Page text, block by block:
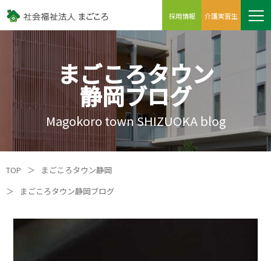
採用情報 介護実習生
まごころタウン
静岡ブログ
Magokoro town SHIZUOKA blog
TOP ＞
まごころタウン静岡
＞
まごころタウン静岡ブログ